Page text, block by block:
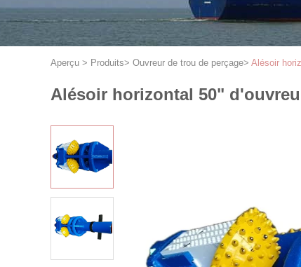
Aperçu > Produits> Ouvreur de trou de perçage> Alésoir
Alésoir horizontal 50"